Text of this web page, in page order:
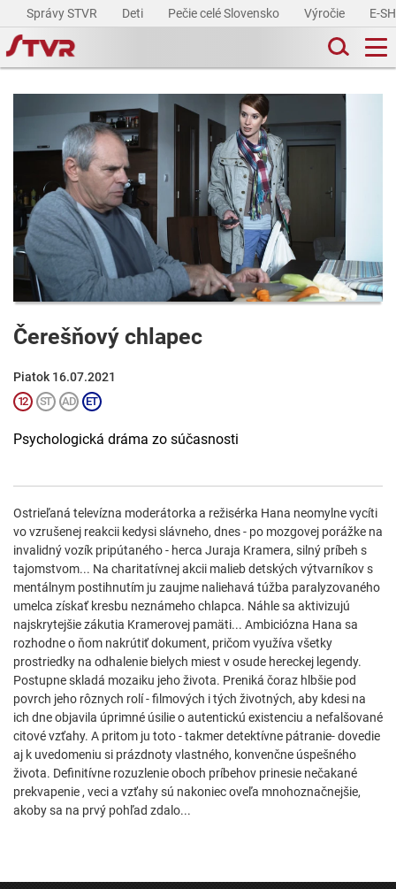
Správy STVR Deti Pečie celé Slovensko Výročie E-
Čerešňový chlapec
Piatok 16.07.2021
Psychologická dráma zo súčasnosti
Ostrieľaná televízna moderátorka a režisérka Hana neomylne vycíti
vo vzrušenej reakcii kedysi slávneho, dnes - po mozgovej porážke na
invalidný vozík pripútaného - herca Juraja Kramera, silný príbeh s
tajomstvom... Na charitatívnej akcii malieb detských výtvarníkov s
mentálnym postihnutím ju zaujme naliehavá túžba paralyzovaného
umelca získať kresbu neznámeho chlapca. Náhle sa aktivizujú
najskrytejšie zákutia Kramerovej pamäti... Ambiciózna Hana sa
rozhodne o ňom nakrútiť dokument, pričom využíva všetky
prostriedky na odhalenie bielych miest v osude hereckej legendy.
Postupne skladá mozaiku jeho života. Preniká čoraz hlbšie pod
povrch jeho rôznych rolí - filmových i tých životných, aby kdesi na
ich dne objavila úprimné úsilie o autentickú existenciu a nefalšované
citové vzťahy. A pritom ju toto - takmer detektívne pátranie- dovedie
aj k uvedomeniu si prázdnoty vlastného, konvenčne úspešného
života. Definitívne rozuzlenie oboch príbehov prinesie nečakané
prekvapenie , veci a vzťahy sú nakoniec oveľa mnohoznačnejšie,
akoby sa na prvý pohľad zdalo...